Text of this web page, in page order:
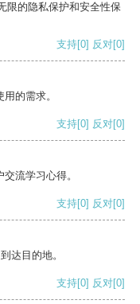
限的隐私保护和安全性保
支持[0] 反对[0]
的需求。
支持[0] 反对[0]
流学习心得。
支持[0] 反对[0]
达目的地。
支持[0] 反对[0]